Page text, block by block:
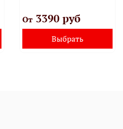
От3390 руб
Выбрать